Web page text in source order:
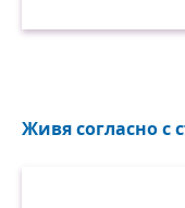
Живя согласно с